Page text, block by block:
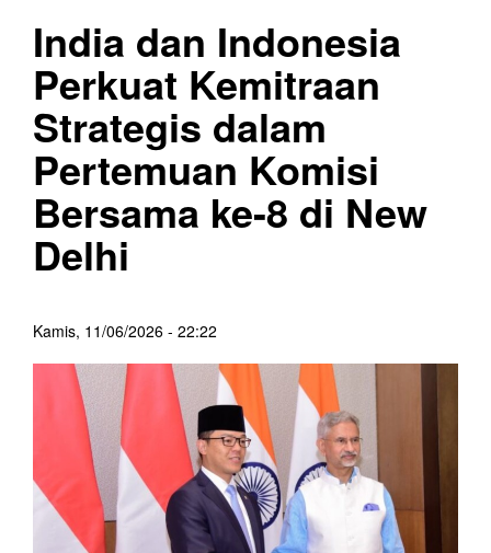
India dan Indonesia
Perkuat Kemitraan
Strategis dalam
Pertemuan Komisi
Bersama ke-8 di New
Delhi
Kamis, 11/06/2026 - 22:22